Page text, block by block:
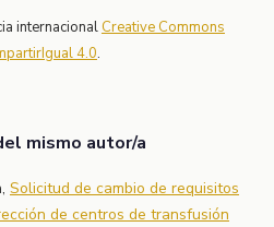
internacional Creative Commons
4.0.
mismo autor/a
Solicitud de cambio de requisitos
de centros de transfusión